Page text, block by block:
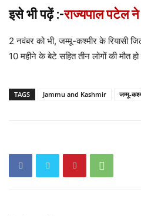
इसे भी पढ़ें :-राज्यपाल पटेल ने
2 नवंबर को भी, जम्मू-कश्मीर के रियासी
10 महीने के बेटे सहित तीन लोगों की मौत
TAGS Jammu and Kashmir जम्मू-